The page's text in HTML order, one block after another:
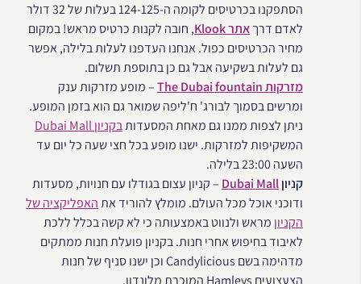
הסתפקנו בכרטיסים לקומה ה-124-125 בעלות של 32 דולר
לאדם דרךאתר Klook
, חובה לקנות כרטיס מראש! במקום
מחיר הכרטיסים כפול. אנחנו העדפנו לעלות בלילה, אפשר
גם לעלות בשקיעה אבל גם כן בתוספת תשלום.
מזרקות The Dubai fountain
– מופע מזרקות ענק
ומרשים בסמוך לבורג' ח'ליפה שמואר גם הוא בזמן המופע.
ניתן לצפות ממנו גם מאחת המסעדותבקניון Dubai Mall
המשקיפות למזרקות. ישנו מופע בכל חצי שעה כל יום עד
השעה 23:00 בלילה.
קניוןDubai Mall – קניון עצום בגודלו עם חנויות, מסעדות
ודוכני אוכל מכל העולם. מומלץ להוריד אתהאפליקציה של
הקניון מראש ולנווט באמצעותה כי לא קשה בכלל ללכת
לאיבוד בחיפוש אחרי חנות. בקניון פועלת חנות ממתקים
מדהימה בשם Candylicious וכן ישנו סניף של חנות